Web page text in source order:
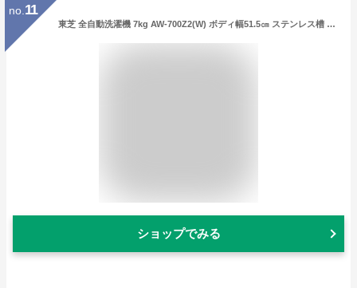
no. 11
東芝 全自動洗濯機 7kg AW-700Z2(W) ボディ幅51.5㎝ ステンレス槽 槽洗浄・槽乾燥 縦型 静音 部屋干し 保護カバー ピュアホワイト
ショップでみる